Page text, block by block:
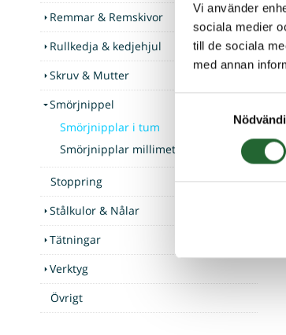
Vi använder
sociala medier
till de sociala
med annan
Remmar & Remskivor
Rullkedja & kedjehjul
Skruv & Mutter
Smörjnippel
Smörjnipplar i tum
Smörjnipplar millimeter
Stoppring
Stålkulor & Nålar
Tätningar
Verktyg
Övrigt